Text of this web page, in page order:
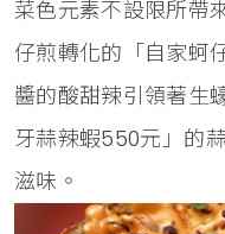
菜色元素不設限所帶
仔煎轉化的「自家蚵
醬的酸甜辣引領著生
牙蒜辣蝦550元」的
滋味。